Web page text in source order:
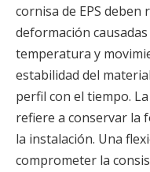
cornisa de EPS
deformación
temperatura y
estabilidad del
perfil con el tiempo.
refiere a conservar la
la instalación. Una
comprometer la